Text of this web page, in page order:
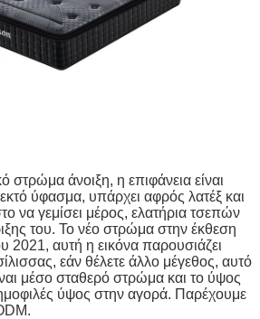
στρώμα άνοιξη, η επιφάνεια είναι
ύφασμα, υπάρχει αφρός λατέξ και
να γεμίσει μέρος, ελατήρια τσεπών
του. Το νέο στρώμα στην έκθεση
2021, αυτή η εικόνα παρουσιάζει
εάν θέλετε άλλο μέγεθος, αυτό
μέσο σταθερό στρώμα και το ύψος
ύψος στην αγορά. Παρέχουμε